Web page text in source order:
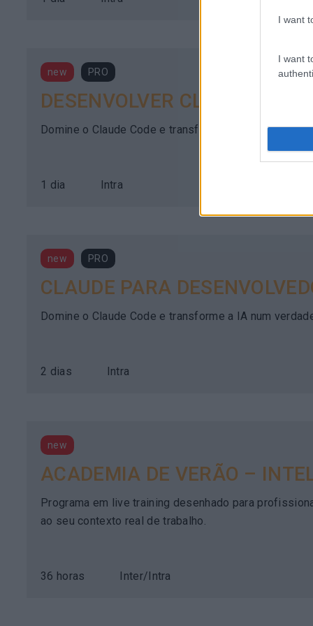
I want
I want
new PRO
DESENVOLVER CLAUDE CODE
Domine o Claude Code e transforme a IA num
1 dia Intra
new PRO
CLAUDE PARA
Domine o Claude Code e transforme a IA num
2 dias Intra
new
ACADEMIA DE VERÃO –
Programa em live training desenhado para
ao seu contexto real de trabalho.
36 horas Inter/Intra